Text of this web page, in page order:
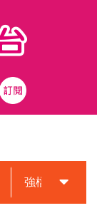
強檔動畫預告